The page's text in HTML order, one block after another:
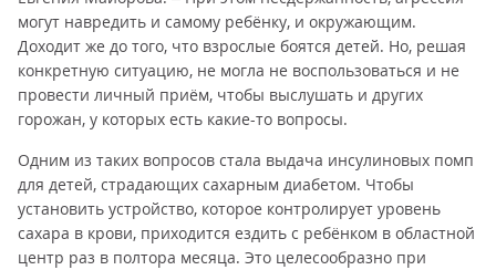
могут навредить и самому ребёнку, и окружающим.
Доходит же до того, что взрослые боятся детей. Но, решая
конкретную ситуацию, не могла не воспользоваться и не
провести личный приём, чтобы выслушать и других
горожан, у которых есть какие-то вопросы.
Одним из таких вопросов стала выдача инсулиновых помп
для детей, страдающих сахарным диабетом. Чтобы
установить устройство, которое контролирует уровень
сахара в крови, приходится ездить с ребёнком в областной
центр раз в полтора месяца. Это целесообразно при